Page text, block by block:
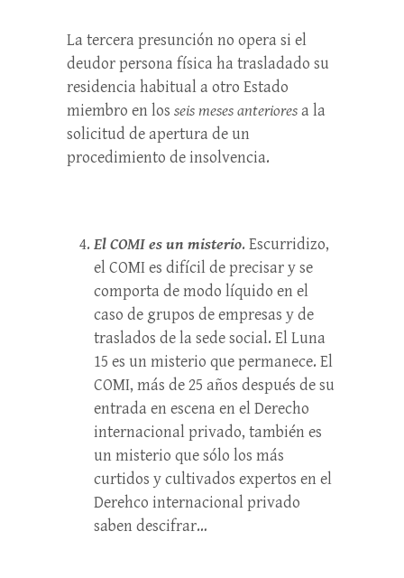
La tercera presunción no opera si el
deudor persona física ha trasladado su
residencia habitual a otro Estado
miembro en los seis meses anterioresa la
solicitud de apertura de un
procedimiento de insolvencia.
El COMI es un misterio. Escurridizo,
el COMI es difícil de precisar y se
comporta de modo líquido en el
caso de grupos de empresas y de
traslados de la sede social. El Luna
15 es un misterio que permanece. El
COMI, más de 25 años después de su
entrada en escena en el Derecho
internacional privado, también es
un misterio que sólo los más
curtidos y cultivados expertos en el
Derehco internacional privado
saben descifrar…